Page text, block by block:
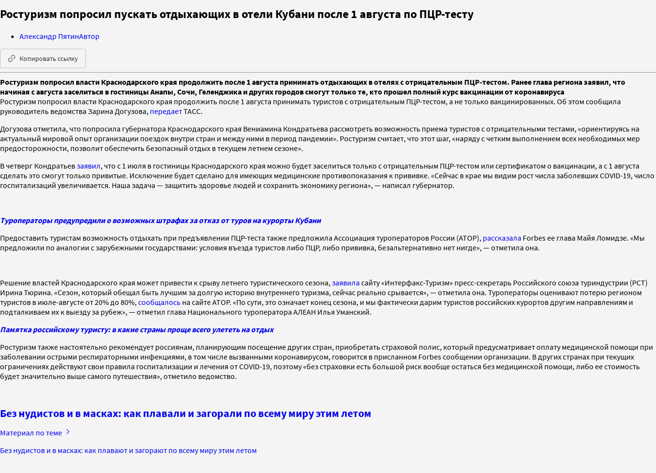
Ростуризм попросил пускать отдыхающих в отели Кубани после 1 августа по ПЦР-тесту
Александр ПятинАвтор
Копировать ссылку
Ростуризм попросил власти Краснодарского края продолжить после 1 августа принимать отдыхающих в отелях с отрицательным ПЦР-тестом. Ранее глава региона заявил, что
начиная с августа заселиться в гостиницы Анапы, Сочи, Геленджика и других городов смогут только те, кто прошел полный курс вакцинации от коронавируса
Ростуризм попросил власти Краснодарского края продолжить после 1 августа принимать туристов с отрицательным ПЦР-тестом, а не только вакцинированных. Об этом сообщила
руководитель ведомства Зарина Догузова, передаетТАСС.
Догузова отметила, что попросила губернатора Краснодарского края Вениамина Кондратьева рассмотреть возможность приема туристов с отрицательными тестами, «ориентируясь на
актуальный мировой опыт организации поездок внутри стран и между ними в период пандемии». Ростуризм считает, что этот шаг, «наряду с четким выполнением всех необходимых мер
предосторожности, позволит обеспечить безопасный отдых в текущем летнем сезоне».
В четверг Кондратьевзаявил, что с 1 июля в гостиницы Краснодарского края можно будет заселиться только с отрицательным ПЦР-тестом или сертификатом о вакцинации, а с 1 августа
сделать это смогут только привитые. Исключение будет сделано для имеющих медицинские противопоказания к прививке. «Сейчас в крае мы видим рост числа заболевших COVID-19, число
госпитализаций увеличивается. Наша задача — защитить здоровье людей и сохранить экономику региона», — написал губернатор.
Туроператоры предупредили о возможных штрафах за отказ от туров на курорты Кубани
Предоставить туристам возможность отдыхать при предъявлении ПЦР-теста также предложила Ассоциация туроператоров России (АТОР), рассказала Forbes ее глава Майя Ломидзе. «Мы
предложили по аналогии с зарубежными государствами: условия въезда туристов либо ПЦР, либо прививка, безальтернативно нет нигде», — отметила она.
Решение властей Краснодарского края может привести к срыву летнего туристического сезона, заявила сайту «Интерфакс-Туризм» пресс-секретарь Российского союза туриндустрии (РСТ)
Ирина Тюрина. «Сезон, который обещал быть лучшим за долгую историю внутреннего туризма, сейчас реально срывается», — отметила она. Туроператоры оценивают потерю регионом
туристов в июле-августе от 20% до 80%, сообщалось на сайте АТОР. «По сути, это означает конец сезона, и мы фактически дарим туристов российских курортов другим направлениям и
подталкиваем их к выезду за рубеж», — отметил глава Национального туроператора АЛЕАН Илья Уманский.
Памятка российскому туристу: в какие страны проще всего улететь на отдых
Ростуризм также настоятельно рекомендует россиянам, планирующим посещение других стран, приобретать страховой полис, который предусматривает оплату медицинской помощи при
заболевании острыми респираторными инфекциями, в том числе вызванными коронавирусом, говорится в присланном Forbes сообщении организации. В других странах при текущих
ограничениях действуют свои правила госпитализации и лечения от COVID-19, поэтому «без страховки есть большой риск вообще остаться без медицинской помощи, либо ее стоимость
будет значительно выше самого путешествия», отметило ведомство.
Без нудистов и в масках: как плавали и загорали по всему миру этим летом
Материал по теме
Без нудистов и в масках: как плавают и загорают по всему миру этим летом